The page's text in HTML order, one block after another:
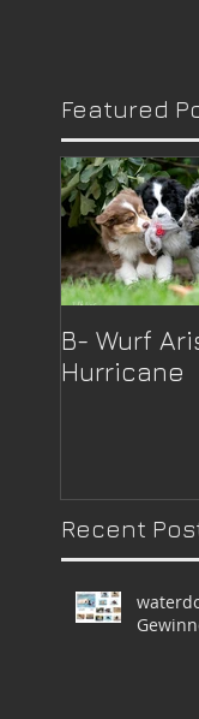
Featured
B- Wurf
Hurricane
Recent